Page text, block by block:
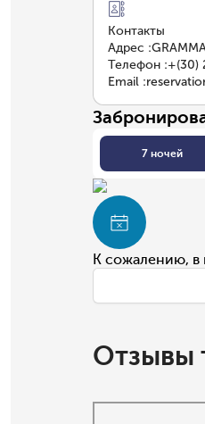
Контакты
Адрес :
Телефон :+(30)
Email :
7 ночей
К сожалению, в
Отзывы